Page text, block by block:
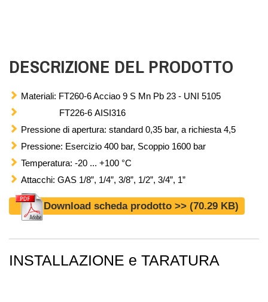
DESCRIZIONE DEL PRODOTTO
Materiali: FT260-6 Acciao 9 S Mn Pb 23 - UNI 5105
FT226-6 AISI316
Pressione di apertura: standard 0,35 bar, a richiesta 4,5
Pressione: Esercizio 400 bar, Scoppio 1600 bar
Temperatura: -20 ... +100 °C
Attacchi: GAS 1/8”, 1/4”, 3/8”, 1/2”, 3/4”, 1”
Download scheda prodotto >> (70.29 KB)
INSTALLAZIONE e TARATURA